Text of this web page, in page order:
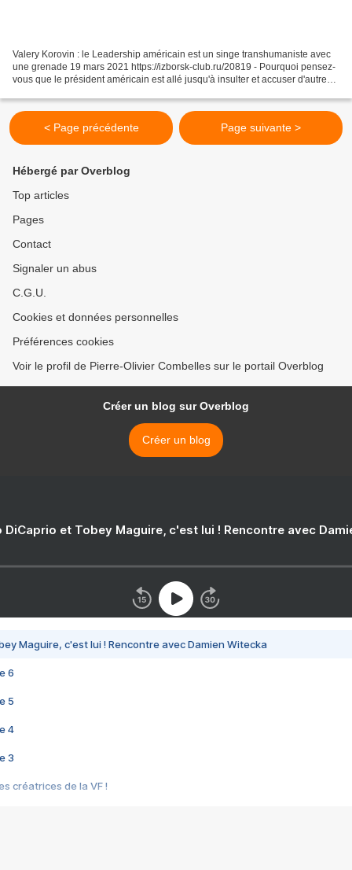
Valery Korovin : le Leadership américain est un singe transhumaniste avec
une grenade 19 mars 2021 https://izborsk-club.ru/20819 - Pourquoi pensez-
vous que le président américain est allé jusqu'à insulter et accuser d'autres
< Page précédente Page suivante >
Hébergé par Overblog
Top articles
Pages
Contact
Signaler un abus
C.G.U.
Cookies et données personnelles
Préférences cookies
Voir le profil de Pierre-Olivier Combelles sur le portail Overblog
Créer un blog sur Overblog
Créer un blog
DiCaprio et Tobey Maguire, c'est lui ! Rencontre avec
Maguire, c'est lui ! Rencontre avec Damien Witecka
6
5
4
3
créatrices de la VF !